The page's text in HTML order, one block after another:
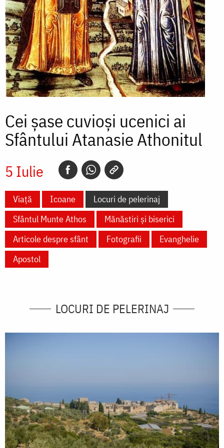
Cei șase cuvioși ucenici ai
Sfântului Atanasie Athonitul
5 Iulie
Viață Icoane
Locuri de pelerinaj
Sfântul Munte Athos
Mănăstiri și biserici
Articole despre sfânt
Fotografii
Evanghelie
Apostol
LOCURI DE PELERINAJ